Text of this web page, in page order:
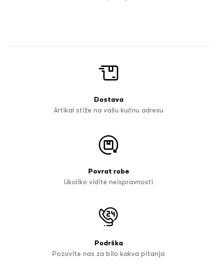
Dostava
Artikal stiže na vašu kućnu adresu
Povrat robe
Ukoliko vidite neispravnosti
Podrška
Pozovite nas za bilo kakva pitanja